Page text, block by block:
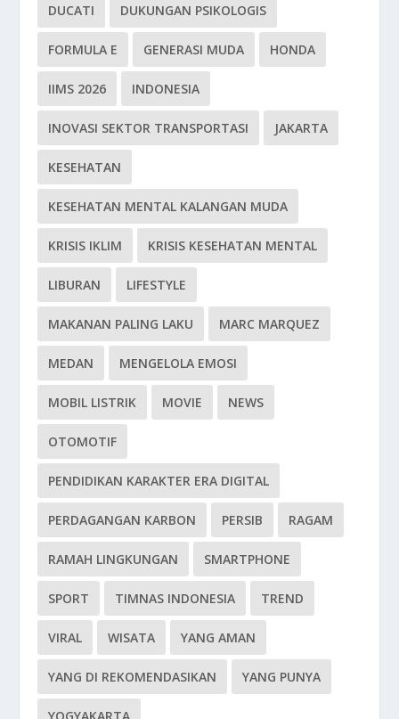
DUCATI DUKUNGAN PSIKOLOGIS
FORMULA E GENERASI MUDA HONDA
IIMS 2026 INDONESIA
INOVASI SEKTOR TRANSPORTASI JAKARTA
KESEHATAN
KESEHATAN MENTAL KALANGAN MUDA
KRISIS IKLIM KRISIS KESEHATAN MENTAL
LIBURAN LIFESTYLE
MAKANAN PALING LAKU MARC MARQUEZ
MEDAN MENGELOLA EMOSI
MOBIL LISTRIK MOVIE NEWS
OTOMOTIF
PENDIDIKAN KARAKTER ERA DIGITAL
PERDAGANGAN KARBON PERSIB RAGAM
RAMAH LINGKUNGAN SMARTPHONE
SPORT TIMNAS INDONESIA TREND
VIRAL WISATA YANG AMAN
YANG DI REKOMENDASIKAN YANG PUNYA
YOGYAKARTA